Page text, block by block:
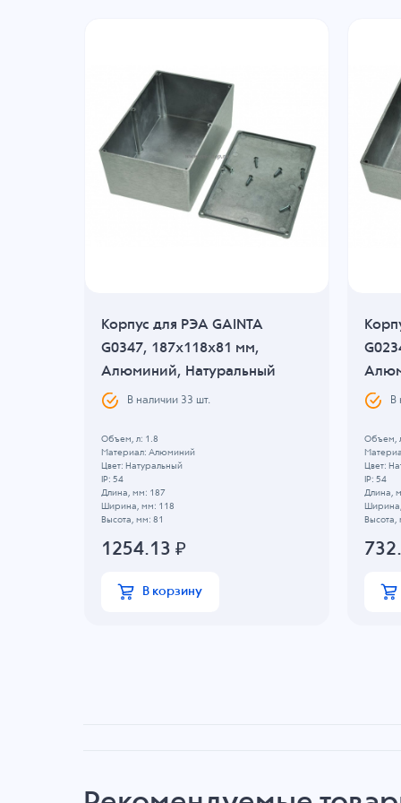
Корпус для РЭА GAINTA
G0347, 187x118x81 мм,
Алюминий, Натуральный
В наличии 33 шт.
Объем, л: 1.8
Материал: Алюминий
Цвет: Натуральный
IP: 54
Длина, мм: 187
Ширина, мм: 118
Высота, мм: 81
1254.13 ₽
В корзину
В
Объем,
Цвет:
IP: 54
Длина,
Высота,